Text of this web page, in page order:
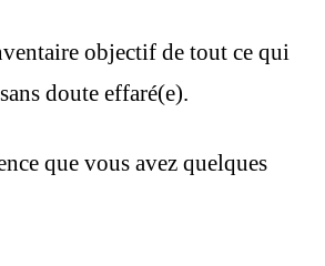
objectif de tout ce qui
doute effaré(e).
que vous avez quelques